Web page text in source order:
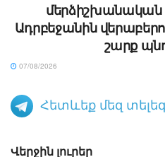
Ադրբեջանին
շարք
07/08/2026
Հետևեք մեզ
Վերջին լուրեր